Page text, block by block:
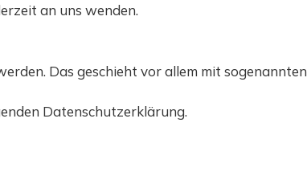
an uns wenden.
Das geschieht vor allem mit sogenannten
Datenschutzerklärung.